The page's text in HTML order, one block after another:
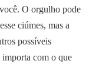
O orgulho pode
ciúmes, mas a
possíveis
importa com o que